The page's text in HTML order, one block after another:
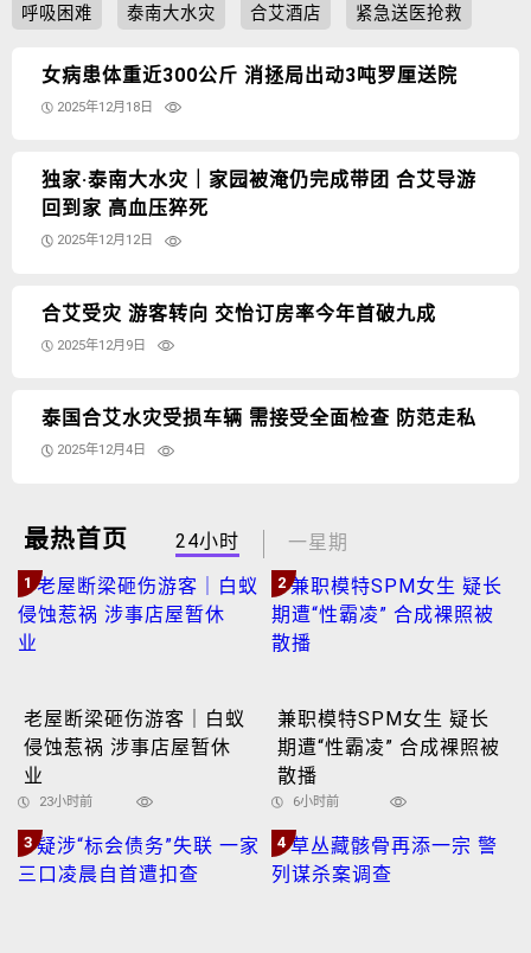
呼吸困难 泰南大水灾 合艾酒店 紧急送医抢救
女病患体重近300公斤 消拯局出动3吨罗厘送院
2025年12月18日
独家‧泰南大水灾｜家园被淹仍完成带团 合艾导游
回到家 高血压猝死
2025年12月12日
合艾受灾 游客转向 交怡订房率今年首破九成
2025年12月9日
泰国合艾水灾受损车辆 需接受全面检查 防范走私
2025年12月4日
最热首页 24小时 一星期
1
老屋断梁砸伤游客｜白蚁
侵蚀惹祸 涉事店屋暂休
业
23小时前
2
兼职模特SPM女生 疑长
期遭“性霸凌” 合成裸照被
散播
6小时前
3 4